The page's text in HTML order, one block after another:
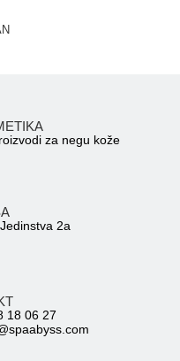
za negu kože
2a
18 06 27